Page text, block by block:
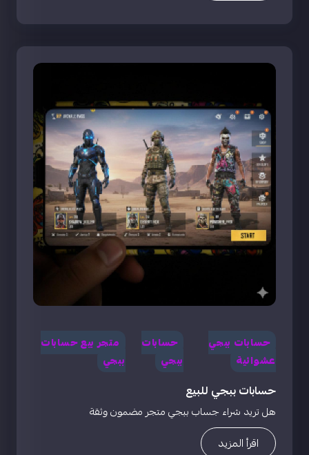
حسابات ببجي
عشوائية
حسابات
ببجي
متجر بيع حسابات
ببجي
حسابات ببجي للبيع
هل تريد شراء جساب ببجي متجر مضمون وثقة
اقرأ المزيد